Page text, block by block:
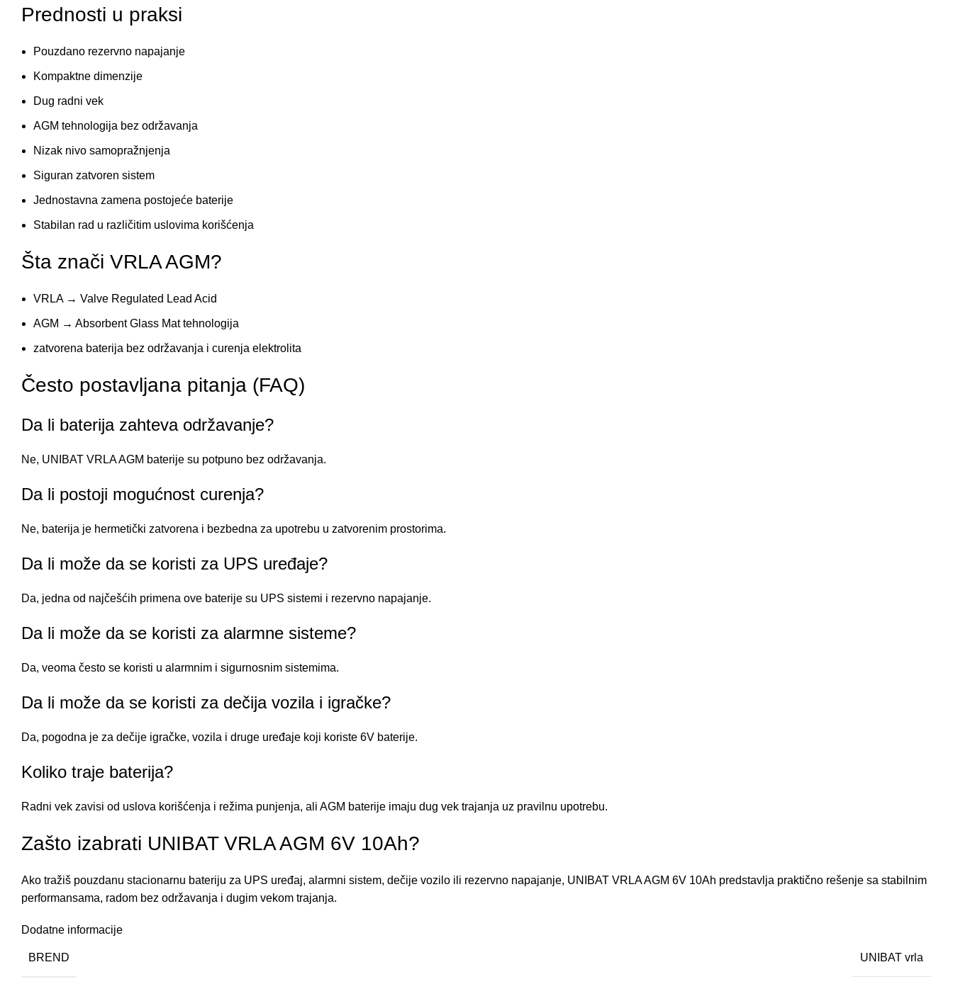
Prednosti u praksi
Pouzdano rezervno napajanje
Kompaktne dimenzije
Dug radni vek
AGM tehnologija bez održavanja
Nizak nivo samopražnjenja
Siguran zatvoren sistem
Jednostavna zamena postojeće baterije
Stabilan rad u različitim uslovima korišćenja
Šta znači VRLA AGM?
VRLA → Valve Regulated Lead Acid
AGM → Absorbent Glass Mat tehnologija
zatvorena baterija bez održavanja i curenja elektrolita
Često postavljana pitanja (FAQ)
Da li baterija zahteva održavanje?
Ne, UNIBAT VRLA AGM baterije su potpuno bez održavanja.
Da li postoji mogućnost curenja?
Ne, baterija je hermetički zatvorena i bezbedna za upotrebu u zatvorenim prostorima.
Da li može da se koristi za UPS uređaje?
Da, jedna od najčešćih primena ove baterije su UPS sistemi i rezervno napajanje.
Da li može da se koristi za alarmne sisteme?
Da, veoma često se koristi u alarmnim i sigurnosnim sistemima.
Da li može da se koristi za dečija vozila i igračke?
Da, pogodna je za dečije igračke, vozila i druge uređaje koji koriste 6V baterije.
Koliko traje baterija?
Radni vek zavisi od uslova korišćenja i režima punjenja, ali AGM baterije imaju dug vek trajanja uz pravilnu upotrebu.
Zašto izabrati UNIBAT VRLA AGM 6V 10Ah?
Ako tražiš pouzdanu stacionarnu bateriju za UPS uređaj, alarmni sistem, dečije vozilo ili rezervno napajanje, UNIBAT VRLA AGM 6V 10Ah predstavlja praktično rešenje sa stabilnim
performansama, radom bez održavanja i dugim vekom trajanja.
Dodatne informacije
BREND UNIBAT vrla